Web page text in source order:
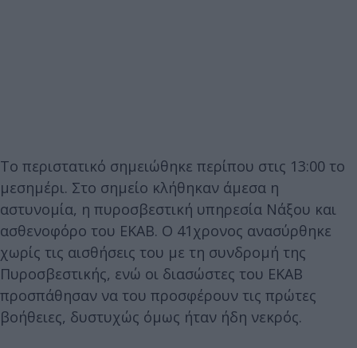
Το περιστατικό σημειώθηκε περίπου στις 13:00 το
μεσημέρι. Στο σημείο κλήθηκαν άμεσα η
αστυνομία, η πυροσβεστική υπηρεσία Νάξου και
ασθενοφόρο του ΕΚΑΒ. Ο 41χρονος ανασύρθηκε
χωρίς τις αισθήσεις του με τη συνδρομή της
Πυροσβεστικής, ενώ οι διασώστες του ΕΚΑΒ
προσπάθησαν να του προσφέρουν τις πρώτες
βοήθειες, δυστυχώς όμως ήταν ήδη νεκρός.